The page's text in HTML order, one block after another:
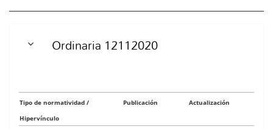
Ordinaria 12112020
Tipo de normatividad /
Hipervínculo
Publicación Actualización